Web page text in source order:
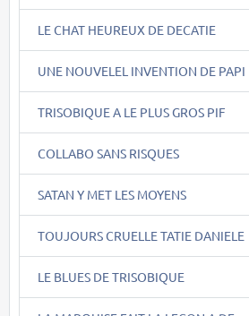
LE CHAT HEUREUX DE DECATIE
UNE NOUVELEL INVENTION DE PAPI
TRISOBIQUE A LE PLUS GROS PIF
COLLABO SANS RISQUES
SATAN Y MET LES MOYENS
TOUJOURS CRUELLE TATIE DANIELE
LE BLUES DE TRISOBIQUE